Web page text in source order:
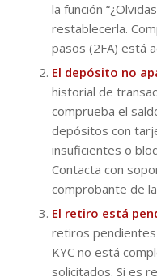
la función
restablecerla.
pasos (2FA) está
El depósito no
historial de
comprueba el
depósitos con
insuficientes o
Contacta con
comprobante de
El retiro está
retiros
KYC no está
solicitados. Si es